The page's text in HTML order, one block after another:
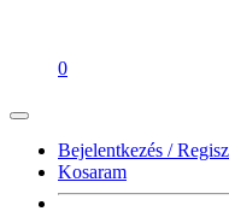
0
Bejelentkezés /
Kosaram